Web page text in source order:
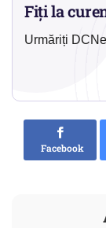
Fiți la
Urmăriți
Facebook